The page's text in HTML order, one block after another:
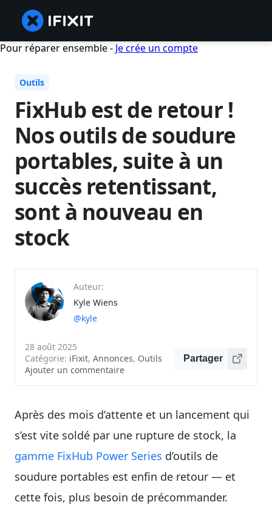
Pour réparer ensemble - Je crée un compte
Outils
FixHub est de retour !
Nos outils de soudure
portables, suite à un
succès retentissant,
sont à nouveau en
stock
Auteur:
Kyle Wiens
@kyle
28 août 2025
Catégorie: iFixit, Annonces, Outils
Ajouter un commentaire
Partager
Après des mois d’attente et un lancement qui
s’est vite soldé par une rupture de stock, la
gamme FixHub Power Series d’outils de
soudure portables est enfin de retour — et
cette fois, plus besoin de précommander.